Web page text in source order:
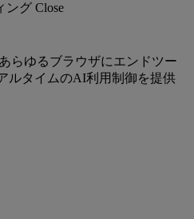
らゆるブラウザにエンドツー
ルタイムのAI利用制御を提供
ング Close